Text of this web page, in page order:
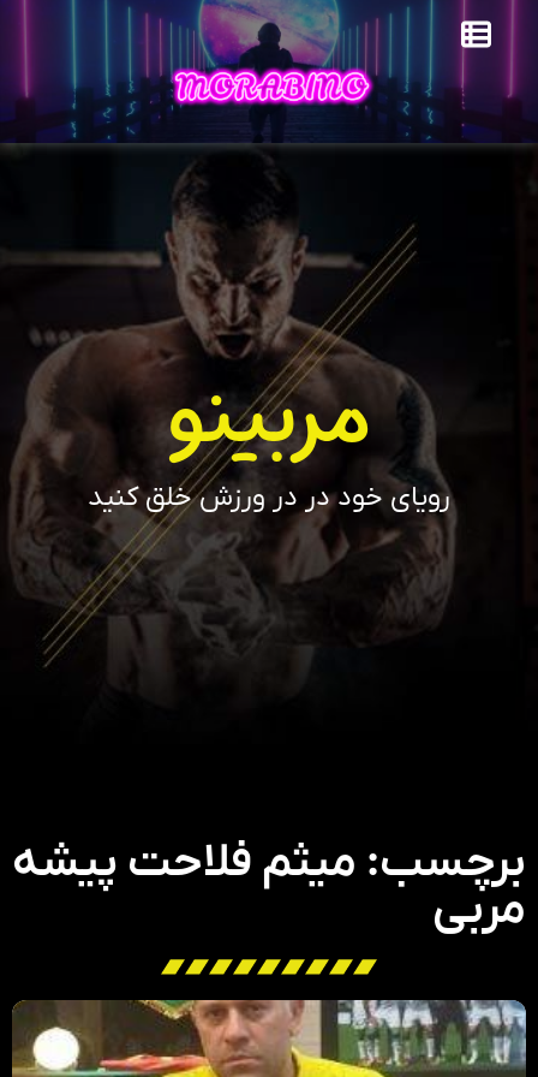
مربینو
رویای خود در در ورزش خلق کنید
برچسب: میثم فلاحت پیشه
مربی